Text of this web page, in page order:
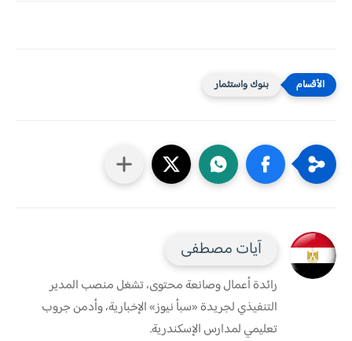
بنوك واستثمار
آيات مصطفى
رائدة أعمال وصانعة محتوى، تشغل منصب المدير
التنفيذي لجريدة «سبأ نيوز» الإخبارية، وأدمن جروب
تعليمي لمدارس الإسكندرية.